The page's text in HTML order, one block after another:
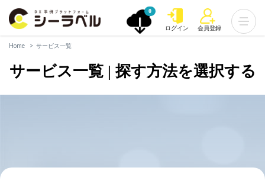
0
ログイン 会員登録
Home サービス一覧
サービス一覧 | 探す方法を選択する